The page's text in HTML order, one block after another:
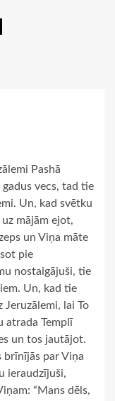
Pashā
vecs, tad tie
Un, kad svētku
mājām ejot,
un Viņa māte
pie
nostaigājuši, tie
Un, kad tie
lai To
atrada Templī
un tos jautājot.
brīnījās par Viņa
ieraudzījuši,
“Mans dēls,